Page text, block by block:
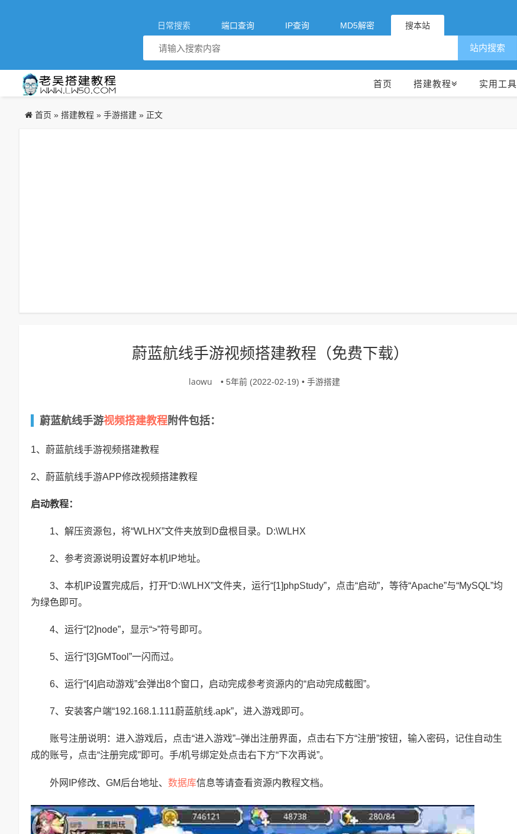
日常搜索 端口查询 IP查询 MD5解密 搜本站
站内搜索
首页 搭建教程 实用工具
首页 » 搭建教程 » 手游搭建 » 正文
蔚蓝航线手游视频搭建教程（免费下载）
laowu • 5年前 (2022-02-19) • 手游搭建
蔚蓝航线手游视频搭建教程附件包括：
1、蔚蓝航线手游视频搭建教程
2、蔚蓝航线手游APP修改视频搭建教程
启动教程：
1、解压资源包，将“WLHX”文件夹放到D盘根目录。D:\WLHX
2、参考资源说明设置好本机IP地址。
3、本机IP设置完成后，打开“D:\WLHX”文件夹，运行“[1]phpStudy”，点击“启动”，等待“Apache”与“MySQL”均
为绿色即可。
4、运行“[2]node”，显示“>”符号即可。
5、运行“[3]GMTool”一闪而过。
6、运行“[4]启动游戏”会弹出8个窗口，启动完成参考资源内的“启动完成截图”。
7、安装客户端“192.168.1.111蔚蓝航线.apk”，进入游戏即可。
账号注册说明：进入游戏后，点击“进入游戏”–弹出注册界面，点击右下方“注册”按钮，输入密码，记住自动生
成的账号，点击“注册完成”即可。手/机号绑定处点击右下方“下次再说”。
外网IP修改、GM后台地址、 数据库信息等请查看资源内教程文档。